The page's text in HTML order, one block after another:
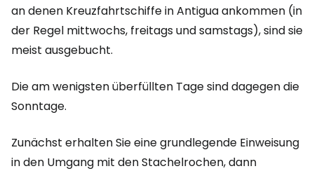
an denen Kreuzfahrtschiffe in Antigua ankommen (in
der Regel mittwochs, freitags und samstags), sind sie
meist ausgebucht.
Die am wenigsten überfüllten Tage sind dagegen die
Sonntage.
Zunächst erhalten Sie eine grundlegende Einweisung
in den Umgang mit den Stachelrochen, dann